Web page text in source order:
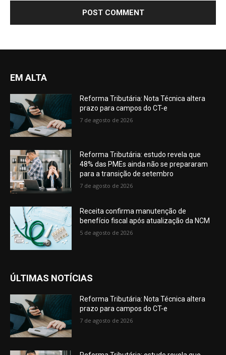
EM ALTA
Reforma Tributária: Nota Técnica altera
prazo para campos do CT-e
7 de agosto de 2026
Reforma Tributária: estudo revela que
48% das PMEs ainda não se prepararam
para a transição de setembro
7 de agosto de 2026
Receita confirma manutenção de
benefício fiscal após atualização da NCM
5 de agosto de 2026
ÚLTIMAS NOTÍCIAS
Reforma Tributária: Nota Técnica altera
prazo para campos do CT-e
7 de agosto de 2026